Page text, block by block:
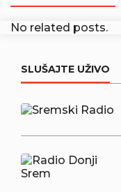
No related posts.
SLUŠAJTE UŽIVO